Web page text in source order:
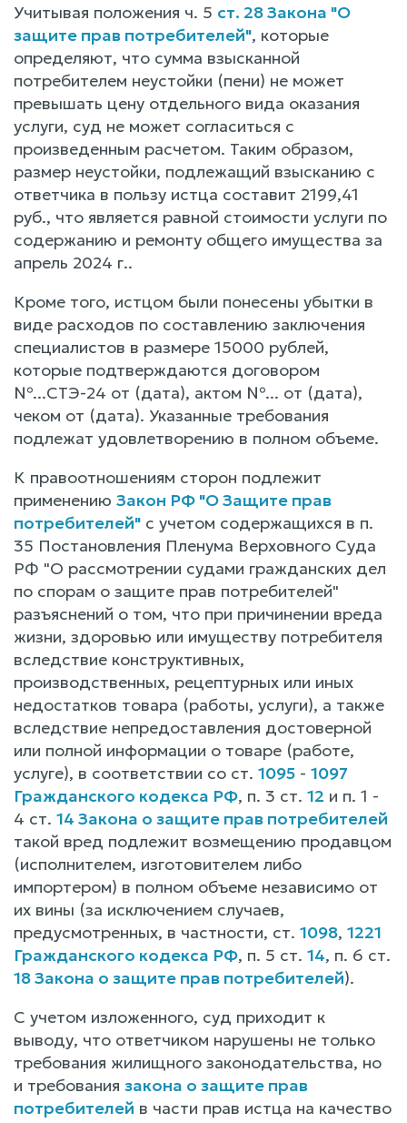
Учитывая положения ч. 5 ст. 28 Закона "О
защите прав потребителей", которые
определяют, что сумма взысканной
потребителем неустойки (пени) не может
превышать цену отдельного вида оказания
услуги, суд не может согласиться с
произведенным расчетом. Таким образом,
размер неустойки, подлежащий взысканию с
ответчика в пользу истца составит 2199,41
руб., что является равной стоимости услуги по
содержанию и ремонту общего имущества за
апрель 2024 г..
Кроме того, истцом были понесены убытки в
виде расходов по составлению заключения
специалистов в размере 15000 рублей,
которые подтверждаются договором
№...СТЭ-24 от (дата), актом №... от (дата),
чеком от (дата). Указанные требования
подлежат удовлетворению в полном объеме.
К правоотношениям сторон подлежит
применению Закон РФ "О Защите прав
потребителей" с учетом содержащихся в п.
35 Постановления Пленума Верховного Суда
РФ "О рассмотрении судами гражданских дел
по спорам о защите прав потребителей"
разъяснений о том, что при причинении вреда
жизни, здоровью или имуществу потребителя
вследствие конструктивных,
производственных, рецептурных или иных
недостатков товара (работы, услуги), а также
вследствие непредоставления достоверной
или полной информации о товаре (работе,
услуге), в соответствии со ст. 1095 - 1097
Гражданского кодекса РФ, п. 3 ст. 12 и п. 1 -
4 ст. 14 Закона о защите прав потребителей
такой вред подлежит возмещению продавцом
(исполнителем, изготовителем либо
импортером) в полном объеме независимо от
их вины (за исключением случаев,
предусмотренных, в частности, ст. 1098, 1221
Гражданского кодекса РФ, п. 5 ст. 14, п. 6 ст.
18 Закона о защите прав потребителей).
С учетом изложенного, суд приходит к
выводу, что ответчиком нарушены не только
требования жилищного законодательства, но
и требования закона о защите прав
потребителей в части прав истца на качество